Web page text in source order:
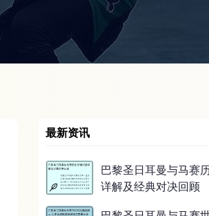
最新资讯
巴黎圣日耳曼与马赛
详解及经典对决回顾